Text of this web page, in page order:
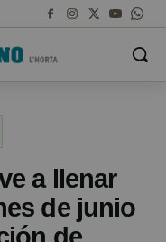
a llenar
de junio